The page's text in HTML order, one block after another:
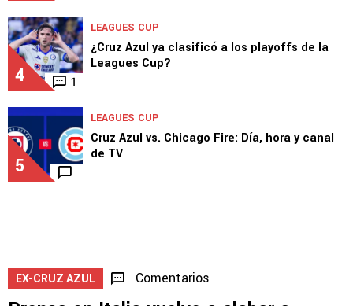
4 1
LEAGUES CUP
¿Cruz Azul ya clasificó a los playoffs de la
Leagues Cup?
5
LEAGUES CUP
Cruz Azul vs. Chicago Fire: Día, hora y canal
de TV
EX-CRUZ AZUL Comentarios